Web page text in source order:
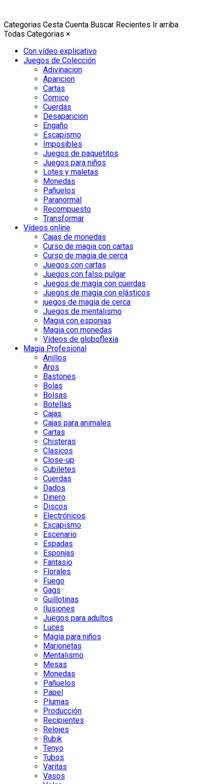
Categorias Cesta Cuenta Buscar Recientes Ir arriba
Todas Categorias ×
Con vídeo explicativo
Juegos de Colección
Adivinacion
Aparicion
Cartas
Comico
Cuerdas
Desaparicion
Engaño
Escapismo
Imposibles
Juegos de paquetitos
Juegos para niños
Lotes y maletas
Monedas
Pañuelos
Paranormal
Recompuesto
Transformar
Vídeos online
Cajas de monedas
Curso de magia con cartas
Curso de magia de cerca
Juegos con cartas
Juegos con falso pulgar
Juegos de magia con cuerdas
Juegos de magia con elásticos
juegos de magia de cerca
Juegos de mentalismo
Magia con esponjas
Magia con monedas
Vídeos de globoflexia
Magia Profesional
Anillos
Aros
Bastones
Bolas
Bolsas
Botellas
Cajas
Cajas para animales
Cartas
Chisteras
Clasicos
Close-up
Cubiletes
Cuerdas
Dados
Dinero
Discos
Electrónicos
Escapismo
Escenario
Espadas
Esponjas
Fantasio
Florales
Fuego
Gags
Guillotinas
Ilusiones
Juegos para adultos
Luces
Magia para niños
Marionetas
Mentalismo
Mesas
Monedas
Pañuelos
Papel
Plumas
Producción
Recipientes
Relojes
Rubik
Tenyo
Tubos
Varitas
Vasos